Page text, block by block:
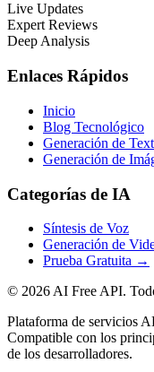
Live Updates
Expert Reviews
Deep Analysis
Enlaces Rápidos
Inicio
Blog Tecnológico
Generación de
Generación de
Categorías de IA
Síntesis de Voz
Generación de
Prueba Gratuita →
© 2026 AI Free API.
Plataforma de servicios
Compatible con los
de los desarrolladores.